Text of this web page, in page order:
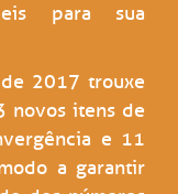
para sua
de 2017 trouxe
novos itens de
e 11
a garantir